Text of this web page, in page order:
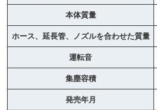
本体質量
ホース、延長管、ノズルを合わせた質量
運転音
集塵容積
発売年月